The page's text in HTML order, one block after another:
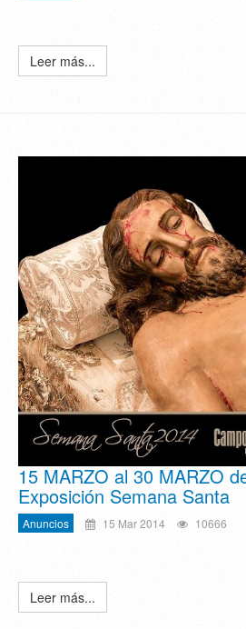
Leer más...
15 MARZO al 30 MARZO
Exposición Semana Santa
Anuncios 15 Mar 2014 10666
Leer más...